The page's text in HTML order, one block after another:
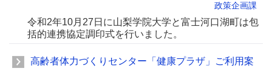
政策企画課
令和2年10月27日に山梨学院大学と富士河口湖町は包
括的連携協定調印式を行いました。
高齢者体力づくりセンター「健康プラザ」ご利用案